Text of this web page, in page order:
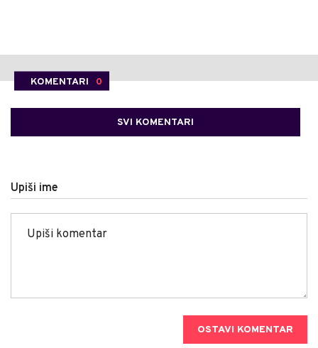
KOMENTARI 0
SVI KOMENTARI
Upiši ime
OSTAVI KOMENTAR